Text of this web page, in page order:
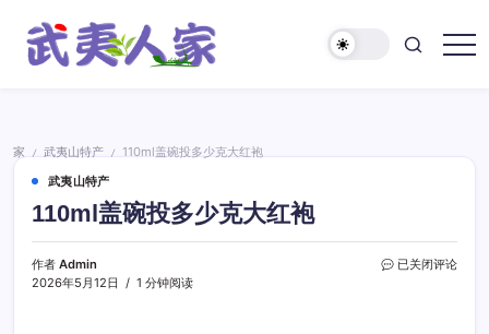
家
家 / 武夷山特产 /
110ml盖碗投多少克大红袍
武夷山特产
110ml盖碗投多少克大红袍
作者 Admin
2026年5月12日
1 分钟阅读
110ml
已关闭评论